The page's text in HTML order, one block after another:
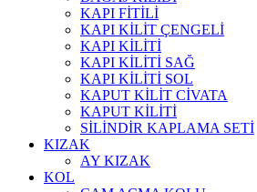
KAPI FİTİLİ
KAPI KİLİT ÇENGELİ
KAPI KİLİTİ
KAPI KİLİTİ SAĞ
KAPI KİLİTİ SOL
KAPUT KİLİT CİVATA
KAPUT KİLİTİ
SİLİNDİR KAPLAMA SETİ
KIZAK
AY KIZAK
KOL